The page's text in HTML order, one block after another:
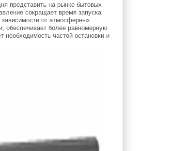
представить на рынке бытовых
сокращает время запуска
зависимости от атмосферных
обеспечивает более равномерную
необходимость частой остановки и